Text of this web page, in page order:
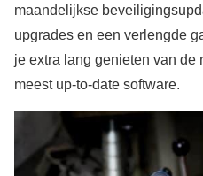
maandelijkse
upgrades en een verlengde
je extra lang genieten van de
meest up-to-date software.